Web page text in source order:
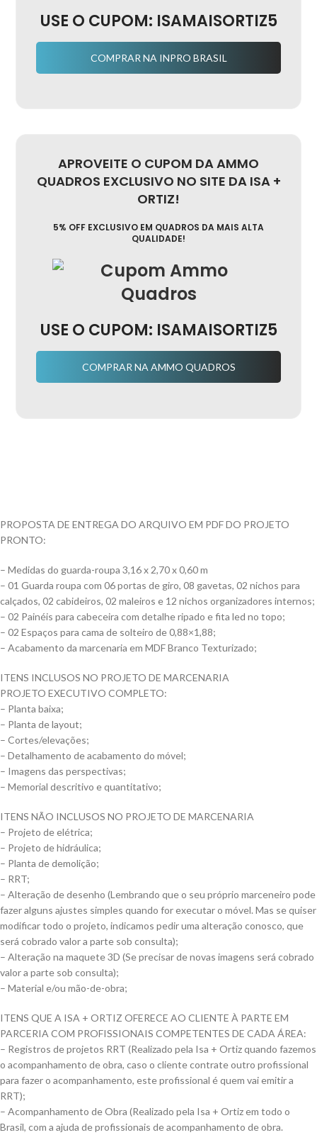
USE O CUPOM: ISAMAISORTIZ5
COMPRAR NA INPRO BRASIL
APROVEITE O CUPOM DA AMMO
QUADROS EXCLUSIVO NO SITE DA ISA +
ORTIZ!
5% OFF EXCLUSIVO EM QUADROS DA MAIS ALTA
QUALIDADE!
USE O CUPOM: ISAMAISORTIZ5
COMPRAR NA AMMO QUADROS
PROPOSTA DE ENTREGA DO ARQUIVO EM PDF DO PROJETO
PRONTO:
– Medidas do guarda-roupa 3,16 x 2,70 x 0,60 m
– 01 Guarda roupa com 06 portas de giro, 08 gavetas, 02 nichos para
calçados, 02 cabideiros, 02 maleiros e 12 nichos organizadores internos;
– 02 Painéis para cabeceira com detalhe ripado e fita led no topo;
– 02 Espaços para cama de solteiro de 0,88×1,88;
– Acabamento da marcenaria em MDF Branco Texturizado;
ITENS INCLUSOS NO PROJETO DE MARCENARIA
PROJETO EXECUTIVO COMPLETO:
– Planta baixa;
– Planta de layout;
– Cortes/elevações;
– Detalhamento de acabamento do móvel;
– Imagens das perspectivas;
– Memorial descritivo e quantitativo;
ITENS NÃO INCLUSOS NO PROJETO DE MARCENARIA
– Projeto de elétrica;
– Projeto de hidráulica;
– Planta de demolição;
– RRT;
– Alteração de desenho (Lembrando que o seu próprio marceneiro pode
fazer alguns ajustes simples quando for executar o móvel. Mas se quiser
modificar todo o projeto, indicamos pedir uma alteração conosco, que
será cobrado valor a parte sob consulta);
– Alteração na maquete 3D (Se precisar de novas imagens será cobrado
valor a parte sob consulta);
– Material e/ou mão-de-obra;
ITENS QUE A ISA + ORTIZ OFERECE AO CLIENTE À PARTE EM
PARCERIA COM PROFISSIONAIS COMPETENTES DE CADA ÁREA:
– Registros de projetos RRT (Realizado pela Isa + Ortiz quando fazemos
o acompanhamento de obra, caso o cliente contrate outro profissional
para fazer o acompanhamento, este profissional é quem vai emitir a
RRT);
– Acompanhamento de Obra (Realizado pela Isa + Ortiz em todo o
Brasil, com a ajuda de profissionais de acompanhamento de obra.